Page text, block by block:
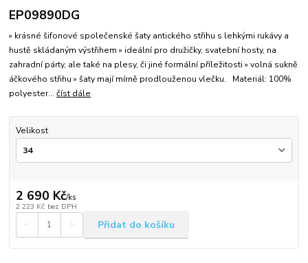
EP09890DG
» krásné šifonové společenské šaty antického střihu s lehkými rukávy a
hustě skládaným výstřihem » ideální pro družičky, svatební hosty, na
zahradní párty, ale také na plesy, či jiné formální příležitosti » volná sukně
áčkového střihu » šaty mají mírně prodlouženou vlečku. Materiál: 100%
polyester...číst dále
Velikost
2 690 Kč/ks
2 223 Kč bez DPH
Přidat do košíku